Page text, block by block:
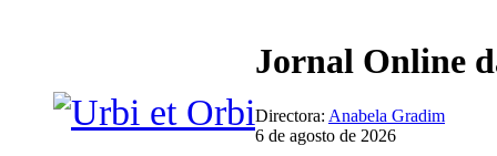
Jornal Online
Directora: Anabela Gradim
6 de agosto de 2026